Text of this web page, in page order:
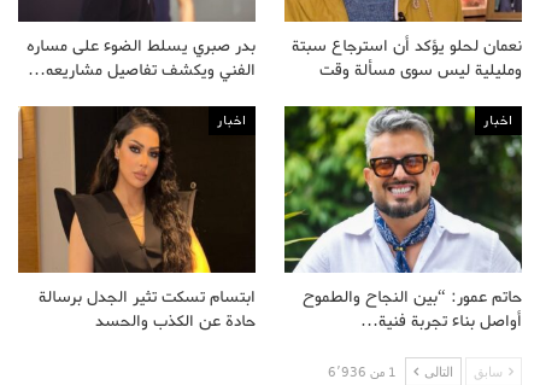
نعمان لحلو يؤكد أن استرجاع سبتة
ومليلية ليس سوى مسألة وقت
بدر صبري يسلط الضوء على مساره
الفني ويكشف تفاصيل مشاريعه…
اخبار
حاتم عمور: “بين النجاح والطموح
أواصل بناء تجربة فنية…
اخبار
ابتسام تسكت تثير الجدل برسالة
حادة عن الكذب والحسد
سابق التالى 1 من 6٬936